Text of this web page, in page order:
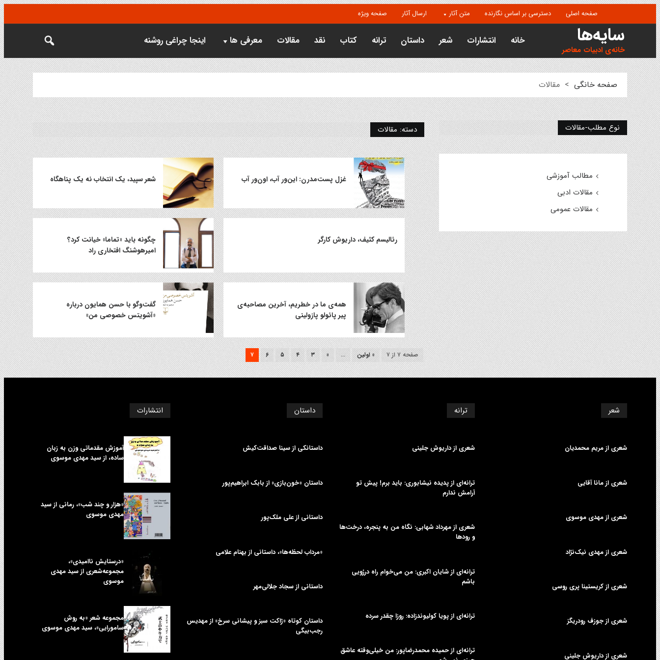
صفحه اصلی دسترسی بر اساس نگارنده متن آثار ارسال آثار صفحه ویژه
سایه‌ها
خانه‌ی ادبیات معاصر
خانه انتشارات شعر داستان ترانه کتاب نقد مقالات معرفی ها اینجا چراغی روشنه
صفحه خانگی > مقالات
دسته: مقالات
غزل پست‌مدرن: این‌ور آب، اون‌ور آب شعر سپید، یک انتخاب نه یک پناهگاه
رئالیسم کثیف، داریوش کارگر
چگونه باید «تماما» خیانت کرد؟
امیرهوشنگ افتخاری راد
همه‌ی ما در خطریم، آخرین مصاحبه‌ی
پیر پائولو پازولینی
گفت‌وگو با حسن همایون درباره‌
«آشویتس خصوصی من»
صفحه ۷ از ۷ « اولین ...
« ۳ ۴ ۵ ۶ ۷
نوع مطلب-مقالات
مطالب آموزشی
مقالات ادبی
مقالات عمومی
شعر
شعری از مریم محمدیان
شعری از مانا آقایی
شعری از مهدی موسوی
شعری از مهدی نیک‌نژاد
شعری از کریستینا پری روسی
شعری از جوزف رودریگز
شعری از داریوش جلینی
ترانه
شعری از داریوش جلینی
ترانه‌ای از پدیده نیشابوری: باید برم! پیش تو
آرامش ندارم
شعری از مهرداد شهابی: نگاه من به پنجره، درخت‌ها
و رودها
ترانه‌ای از شایان اکبری: من می‌خوام راه دررُویی
باشم
ترانه‌ای از پویا کولیوندزاده: روزا چقدر سرده
ترانه‌ای از حمیده محمدرضاپور: من خیلی‌وقته عاشق
داستان
داستانکی از سینا صداقت‌کیش
داستان «خون‌بازی» از بابک ابراهیم‌پور
داستانی از علی‌ ملک‌پور
«مرداب لحظه‌ها»، داستانی از بهنام علامی
داستانی از سجاد جلالی‌مهر
داستان کوتاه «ژاکت سبز و پیشانی سرخ» از مهدیس
رجب‌بیگی
انتشارات
آموزش مقدماتی وزن به زبان
ساده، از سید مهدی موسوی
«هزار و چند شب»، رمانی از سید
مهدی موسوی
«درستایش ناامیدی»،
مجموعه‌شعری از سید مهدی
موسوی
مجموعه شعر «به روش
سامورایی»، سید مهدی موسوی